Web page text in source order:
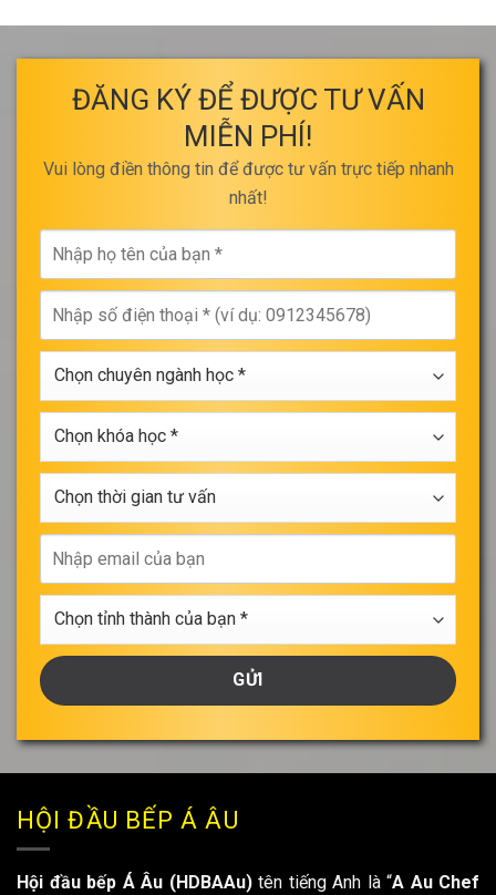
ĐĂNG KÝ ĐỂ ĐƯỢC TƯ VẤN
MIỄN PHÍ!
Vui lòng điền thông tin để được tư vấn trực tiếp nhanh
nhất!
họ
tên
của
bạn
*
số
điện
thoại
chuyên
ngành
học
khóa
học
thời
gian
tư
vấnemail
của
bạn
tỉnh
thành
của
bạn
HỘI ĐẦU BẾP Á ÂU
Hội đầu bếp Á Âu (HDBAAu)tên tiếng Anh là “A Au Chef